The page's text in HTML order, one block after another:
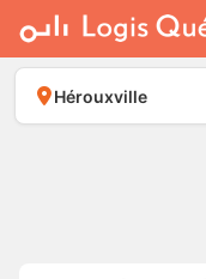
À LOUER
À VENDRE
PLACER UNE
Hérouxville